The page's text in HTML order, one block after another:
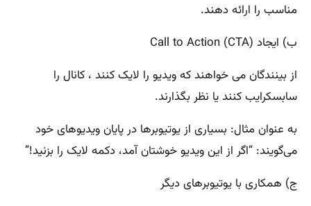
مناسب را ارائه دهند.
ب) ایجاد Call to Action (CTA)
از بینندگان می خواهند که ویدیو را لایک کنند ، کانال را
سابسکرایب کنند یا نظر بگذارند.
به عنوان مثال: بسیاری از یوتیوبرها در پایان ویدیوهای خود
می‌گویند: “اگر از این ویدیو خوشتان آمد، دکمه لایک را بزنید!”
ج) همکاری با یوتیوبرهای دیگر